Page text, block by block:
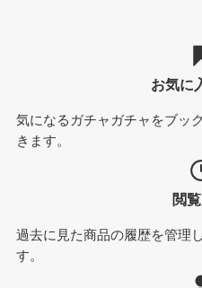
お気に
気になるガチャガチャをブッ
きます。
閲
過去に見た商品の履歴を管理
す。